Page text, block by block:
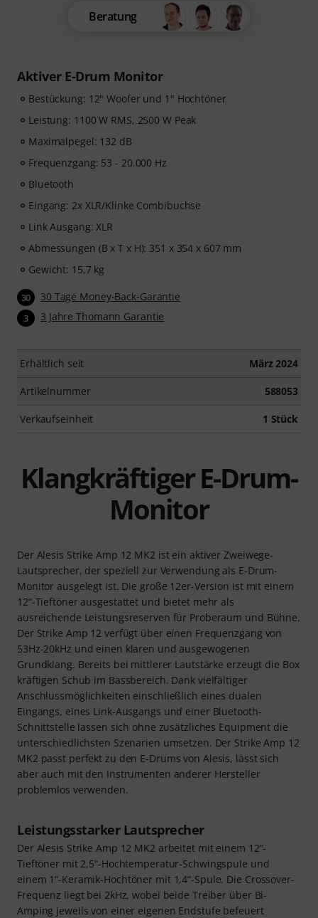
Aktiver E-Drum Monitor
Bestückung: 12" Woofer und 1" Hochtöner
Leistung: 1100 W RMS, 2500 W Peak
Maximalpegel: 132 dB
Frequenzgang: 53 - 20.000 Hz
Bluetooth
Eingang: 2x XLR/Klinke Combibuchse
Link Ausgang: XLR
Abmessungen (B x T x H): 351 x 354 x 607 mm
Gewicht: 15,7 kg
30 30 Tage Money-Back-Garantie
3 3 Jahre Thomann Garantie
Erhältlich seit März 2024
Artikelnummer 588053
Verkaufseinheit 1 Stück
Beratung
Klangkräftiger E-Drum-
Monitor
Der Alesis Strike Amp 12 MK2 ist ein aktiver Zweiwege-
Lautsprecher, der speziell zur Verwendung als E-Drum-
Monitor ausgelegt ist. Die große 12er-Version ist mit einem
12“-Tieftöner ausgestattet und bietet mehr als
ausreichende Leistungsreserven für Proberaum und Bühne.
Der Strike Amp 12 verfügt über einen Frequenzgang von
53Hz-20kHz und einen klaren und ausgewogenen
Grundklang. Bereits bei mittlerer Lautstärke erzeugt die Box
kräftigen Schub im Bassbereich. Dank vielfältiger
Anschlussmöglichkeiten einschließlich eines dualen
Eingangs, eines Link-Ausgangs und einer Bluetooth-
Schnittstelle lassen sich ohne zusätzliches Equipment die
unterschiedlichsten Szenarien umsetzen. Der Strike Amp 12
MK2 passt perfekt zu den E-Drums von Alesis, lässt sich
aber auch mit den Instrumenten anderer Hersteller
problemlos verwenden.
Leistungsstarker Lautsprecher
Der Alesis Strike Amp 12 MK2 arbeitet mit einem 12“-
Tieftöner mit 2,5“-Hochtemperatur-Schwingspule und
einem 1“-Keramik-Hochtöner mit 1,4“-Spule. Die Crossover-
Frequenz liegt bei 2kHz, wobei beide Treiber über Bi-
Amping jeweils von einer eigenen Endstufe befeuert